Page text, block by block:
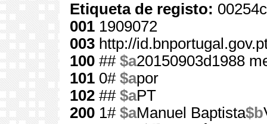
Etiqueta de registo:
001 1909072
003 http://
100 ## $a20150903d1988
101 0# $apor
102 ## $aPT
200 1# $aManuel Baptista$b